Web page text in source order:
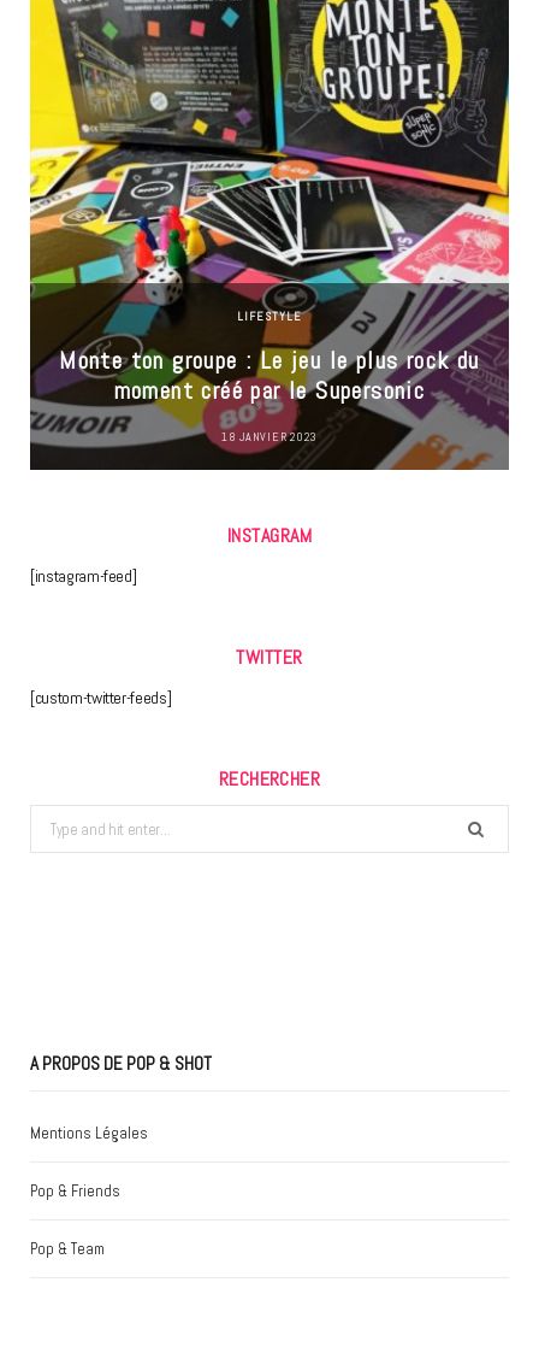
LIFESTYLE
Monte ton groupe : Le jeu le plus rock du
moment créé par le Supersonic
18 JANVIER 2023
INSTAGRAM
[instagram-feed]
TWITTER
[custom-twitter-feeds]
RECHERCHER
Search
for:
A PROPOS DE POP & SHOT
Mentions Légales
Pop & Friends
Pop & Team